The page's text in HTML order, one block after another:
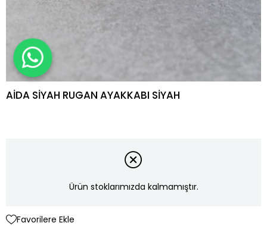
AİDA SİYAH RUGAN AYAKKABI SİYAH
Ürün stoklarımızda kalmamıştır.
Favorilere Ekle